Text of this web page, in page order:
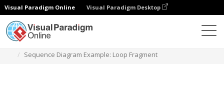
Visual Paradigm Online Visual Paradigm Desktop
Sequence Diagram Example: Loop Fragment